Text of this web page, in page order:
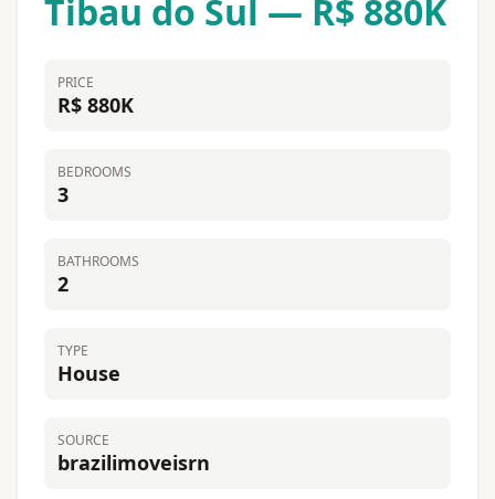
Tibau do Sul — R$ 880K
PRICE
R$ 880K
BEDROOMS
3
BATHROOMS
2
TYPE
House
SOURCE
brazilimoveisrn